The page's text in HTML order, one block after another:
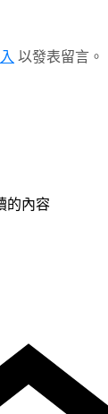
以發表留言。
的內容